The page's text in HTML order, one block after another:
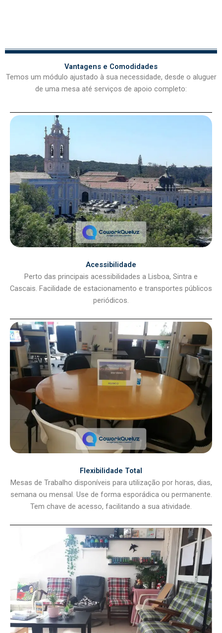
Vantagens e Comodidades
Temos um módulo ajustado à sua necessidade, desde o aluguer
de uma mesa até serviços de apoio completo:
Acessibilidade
Perto das principais acessibilidades a Lisboa, Sintra e
Cascais. Facilidade de estacionamento e transportes públicos
periódicos.
Flexibilidade Total
Mesas de Trabalho disponíveis para utilização por horas, dias,
semana ou mensal. Use de forma esporádica ou permanente.
Tem chave de acesso, facilitando a sua atividade.